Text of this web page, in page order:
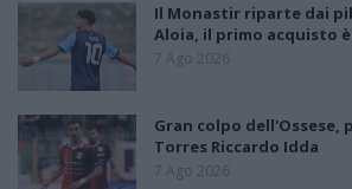
Il Monastir riparte dai
Aloia, il primo acquisto
7 Ago 2026
Gran colpo dell'Ossese,
Torres Riccardo Idda
7 Ago 2026